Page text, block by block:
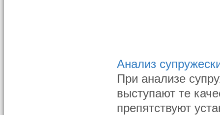
Анализ
При анализе
выступают те
препятствуют